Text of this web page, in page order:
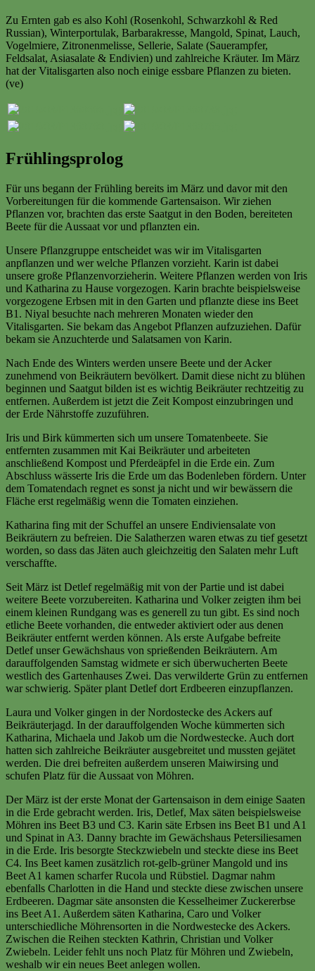
Zu Ernten gab es also Kohl (Rosenkohl, Schwarzkohl & Red
Russian), Winterportulak, Barbarakresse, Mangold, Spinat, Lauch,
Vogelmiere, Zitronenmelisse, Sellerie, Salate (Sauerampfer,
Feldsalat, Asiasalate & Endivien) und zahlreiche Kräuter. Im März
hat der Vitalisgarten also noch einige essbare Pflanzen zu bieten.
(ve)
Frühlingsprolog
Für uns begann der Frühling bereits im März und davor mit den
Vorbereitungen für die kommende Gartensaison. Wir ziehen
Pflanzen vor, brachten das erste Saatgut in den Boden, bereiteten
Beete für die Aussaat vor und pflanzten ein.
Unsere Pflanzgruppe entscheidet was wir im Vitalisgarten
anpflanzen und wer welche Pflanzen vorzieht. Karin ist dabei
unsere große Pflanzenvorzieherin. Weitere Pflanzen werden von Iris
und Katharina zu Hause vorgezogen. Karin brachte beispielsweise
vorgezogene Erbsen mit in den Garten und pflanzte diese ins Beet
B1. Niyal besuchte nach mehreren Monaten wieder den
Vitalisgarten. Sie bekam das Angebot Pflanzen aufzuziehen. Dafür
bekam sie Anzuchterde und Salatsamen von Karin.
Nach Ende des Winters werden unsere Beete und der Acker
zunehmend von Beikräutern bevölkert. Damit diese nicht zu blühen
beginnen und Saatgut bilden ist es wichtig Beikräuter rechtzeitig zu
entfernen. Außerdem ist jetzt die Zeit Kompost einzubringen und
der Erde Nährstoffe zuzuführen.
Iris und Birk kümmerten sich um unsere Tomatenbeete. Sie
entfernten zusammen mit Kai Beikräuter und arbeiteten
anschließend Kompost und Pferdeäpfel in die Erde ein. Zum
Abschluss wässerte Iris die Erde um das Bodenleben fördern. Unter
dem Tomatendach regnet es sonst ja nicht und wir bewässern die
Fläche erst regelmäßig wenn die Tomaten einziehen.
Katharina fing mit der Schuffel an unsere Endiviensalate von
Beikräutern zu befreien. Die Salatherzen waren etwas zu tief gesetzt
worden, so dass das Jäten auch gleichzeitig den Salaten mehr Luft
verschaffte.
Seit März ist Detlef regelmäßig mit von der Partie und ist dabei
weitere Beete vorzubereiten. Katharina und Volker zeigten ihm bei
einem kleinen Rundgang was es generell zu tun gibt. Es sind noch
etliche Beete vorhanden, die entweder aktiviert oder aus denen
Beikräuter entfernt werden können. Als erste Aufgabe befreite
Detlef unser Gewächshaus von sprießenden Beikräutern. Am
darauffolgenden Samstag widmete er sich überwucherten Beete
westlich des Gartenhauses Zwei. Das verwilderte Grün zu entfernen
war schwierig. Später plant Detlef dort Erdbeeren einzupflanzen.
Laura und Volker gingen in der Nordostecke des Ackers auf
Beikräuterjagd. In der darauffolgenden Woche kümmerten sich
Katharina, Michaela und Jakob um die Nordwestecke. Auch dort
hatten sich zahlreiche Beikräuter ausgebreitet und mussten gejätet
werden. Die drei befreiten außerdem unseren Maiwirsing und
schufen Platz für die Aussaat von Möhren.
Der März ist der erste Monat der Gartensaison in dem einige Saaten
in die Erde gebracht werden. Iris, Detlef, Max säten beispielsweise
Möhren ins Beet B3 und C3. Karin säte Erbsen ins Beet B1 und A1
und Spinat in A3. Danny brachte im Gewächshaus Petersiliesamen
in die Erde. Iris besorgte Steckzwiebeln und steckte diese ins Beet
C4. Ins Beet kamen zusätzlich rot-gelb-grüner Mangold und ins
Beet A1 kamen scharfer Rucola und Rübstiel. Dagmar nahm
ebenfalls Charlotten in die Hand und steckte diese zwischen unsere
Erdbeeren. Dagmar säte ansonsten die Kesselheimer Zuckererbse
ins Beet A1. Außerdem säten Katharina, Caro und Volker
unterschiedliche Möhrensorten in die Nordwestecke des Ackers.
Zwischen die Reihen steckten Kathrin, Christian und Volker
Zwiebeln. Leider fehlt uns noch Platz für Möhren und Zwiebeln,
weshalb wir ein neues Beet anlegen wollen.